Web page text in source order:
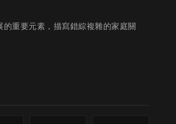
重要元素，描寫錯綜複雜的家庭關